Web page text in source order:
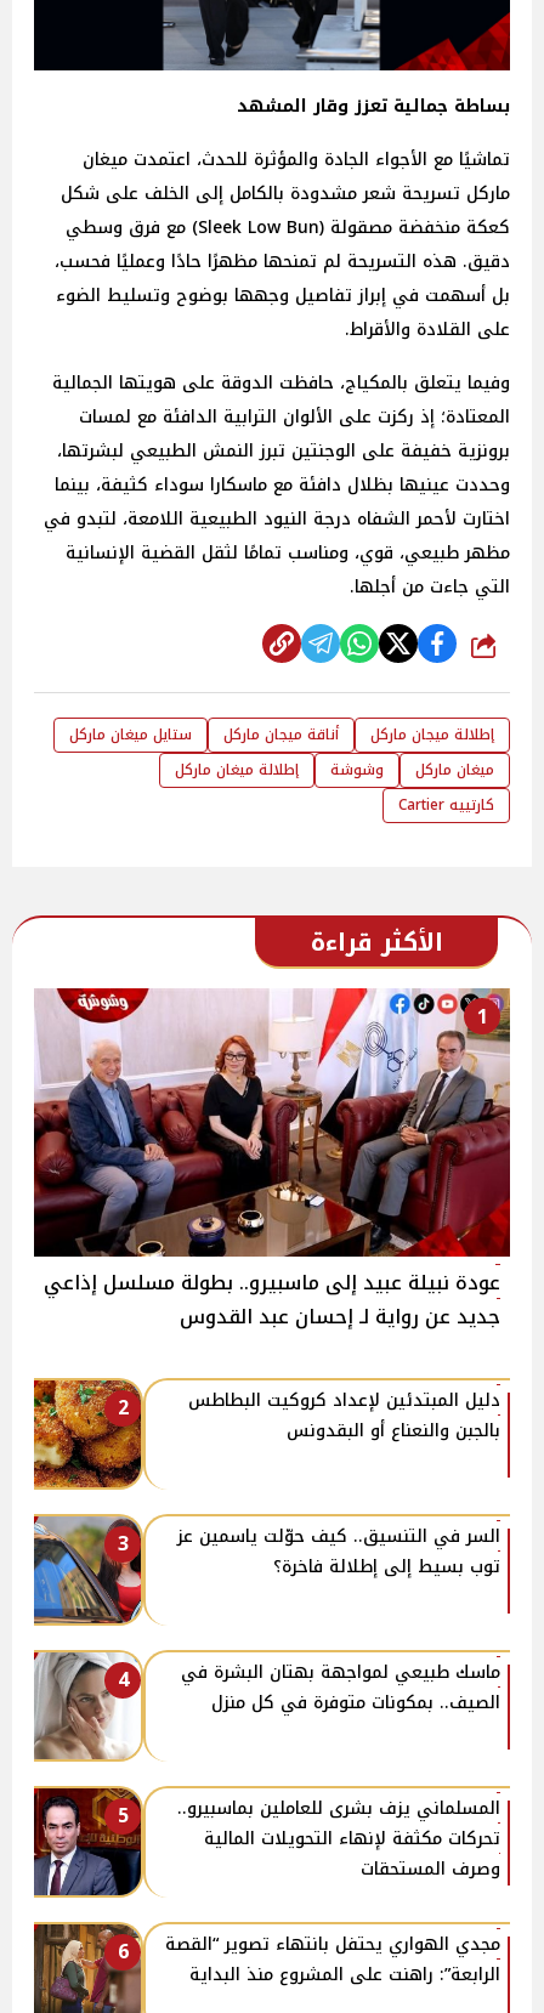
بساطة جمالية تعزز وقار المشهد
تماشيًا مع الأجواء الجادة والمؤثرة للحدث، اعتمدت ميغان
ماركل تسريحة شعر مشدودة بالكامل إلى الخلف على شكل
كعكة منخفضة مصقولة (Sleek Low Bun) مع فرق وسطي
دقيق. هذه التسريحة لم تمنحها مظهرًا حادًا وعمليًا فحسب،
بل أسهمت في إبراز تفاصيل وجهها بوضوح وتسليط الضوء
على القلادة والأقراط.
وفيما يتعلق بالمكياج، حافظت الدوقة على هويتها الجمالية
المعتادة؛ إذ ركزت على الألوان الترابية الدافئة مع لمسات
برونزية خفيفة على الوجنتين تبرز النمش الطبيعي لبشرتها،
وحددت عينيها بظلال دافئة مع ماسكارا سوداء كثيفة، بينما
اختارت لأحمر الشفاه درجة النيود الطبيعية اللامعة، لتبدو في
مظهر طبيعي، قوي، ومناسب تمامًا لثقل القضية الإنسانية
التي جاءت من أجلها.
شارك
إطلالة ميجان ماركل أناقة ميجان ماركل
ستايل ميغان ماركل
ميغان ماركل
وشوشة
إطلالة ميغان ماركل
كارتييه Cartier
الأكثر قراءة
1
عودة نبيلة عبيد إلى ماسبيرو.. بطولة مسلسل إذاعي
جديد عن رواية لـ إحسان عبد القدوس
2
دليل المبتدئين لإعداد كروكيت البطاطس
بالجبن والنعناع أو البقدونس
3
السر في التنسيق.. كيف حوّلت ياسمين عز
توب بسيط إلى إطلالة فاخرة؟
4
ماسك طبيعي لمواجهة بهتان البشرة في
الصيف.. بمكونات متوفرة في كل منزل
5
المسلماني يزف بشرى للعاملين بماسبيرو..
تحركات مكثفة لإنهاء التحويلات المالية
وصرف المستحقات
6
مجدي الهواري يحتفل بانتهاء تصوير “القصة
الرابعة”: راهنت على المشروع منذ البداية